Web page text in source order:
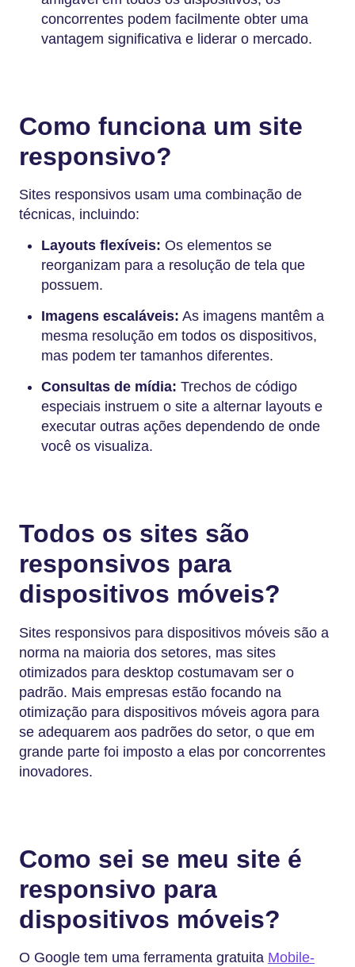
concorrentes podem facilmente obter uma
vantagem significativa e liderar o mercado.
Como funciona um site
responsivo?
Sites responsivos usam uma combinação de
técnicas, incluindo:
Layouts flexíveis: Os elementos se
reorganizam para a resolução de tela que
possuem.
Imagens escaláveis: As imagens mantêm a
mesma resolução em todos os dispositivos,
mas podem ter tamanhos diferentes.
Consultas de mídia: Trechos de código
especiais instruem o site a alternar layouts e
executar outras ações dependendo de onde
você os visualiza.
Todos os sites são
responsivos para
dispositivos móveis?
Sites responsivos para dispositivos móveis são a
norma na maioria dos setores, mas sites
otimizados para desktop costumavam ser o
padrão. Mais empresas estão focando na
otimização para dispositivos móveis agora para
se adequarem aos padrões do setor, o que em
grande parte foi imposto a elas por concorrentes
inovadores.
Como sei se meu site é
responsivo para
dispositivos móveis?
O Google tem uma ferramenta gratuita Mobile-